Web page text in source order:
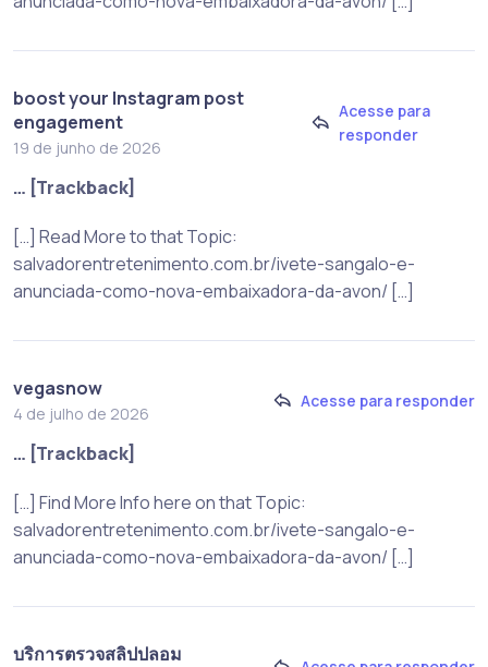
boost your Instagram post
engagement
19 de junho de 2026
Acesse para
responder
… [Trackback]
[…] Read More to that Topic:
salvadorentretenimento.com.br/ivete-sangalo-e-
anunciada-como-nova-embaixadora-da-avon/ […]
vegasnow
4 de julho de 2026
Acesse para responder
… [Trackback]
[…] Find More Info here on that Topic:
salvadorentretenimento.com.br/ivete-sangalo-e-
anunciada-como-nova-embaixadora-da-avon/ […]
บริการตรวจสลิปปลอม